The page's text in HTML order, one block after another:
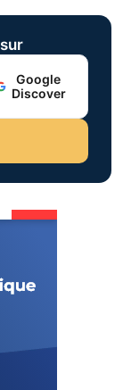
Google
Discover